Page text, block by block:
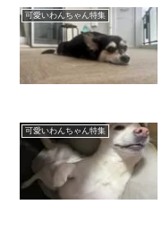
可愛いわんちゃん特集
可愛いわんちゃん特集